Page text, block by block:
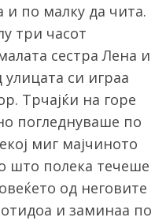
по малку да чита.
три часот
сестра Лена и
си играа
Трчајќи на горе
погледнуваше по
миг мајчиното
што полека течеше
од неговите
и заминаа по